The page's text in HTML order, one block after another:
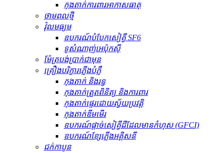
កុងតាក់ការពារអាកាសធាតុ
ថាមពលថ្មី
វ៉ុលមធ្យម
ឧបករណ៍បំបែកសៀគ្វី SF6
ទូសំណាញ់អេប៉ុកស៊ី
ម៉ែត្របង់ប្រាក់ជាមុន
គ្រឿងបរិក្ខារភ្លើងបំភ្លឺ
កុងតាក់ និងរន្ធ
កុងតាក់ត្រួតពិនិត្យ និងការពារ
កុងតាក់ផ្ទេរដោយស្វ័យប្រវត្តិ
កុងតាក់ឌីមមើរ
ឧបករណ៍​ផ្តាច់​សៀគ្វី​ដី​ដែល​មាន​កំហុស (GFCI)
ឧបករណ៍ខ្សែភ្លើងអគ្គិសនី
ជក់កាបូន